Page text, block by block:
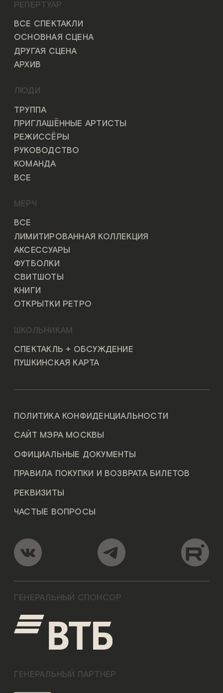
РЕПЕРТУАР
ВСЕ СПЕКТАКЛИ
ОСНОВНАЯ СЦЕНА
ДРУГАЯ СЦЕНА
АРХИВ
ЛЮДИ
ТРУППА
ПРИГЛАШЁННЫЕ АРТИСТЫ
РЕЖИССЁРЫ
РУКОВОДСТВО
КОМАНДА
ВСЕ
МЕРЧ
ВСЕ
ЛИМИТИРОВАННАЯ КОЛЛЕКЦИЯ
АКСЕССУАРЫ
ФУТБОЛКИ
СВИТШОТЫ
КНИГИ
ОТКРЫТКИ РЕТРО
ШКОЛЬНИКАМ
СПЕКТАКЛЬ + ОБСУЖДЕНИЕ
ПУШКИНСКАЯ КАРТА
ГЕНЕРАЛЬНЫЙ СПОНСОР
ГЕНЕРАЛЬНЫЙ ПАРТНЕР
ПОЛИТИКА КОНФИДЕНЦИАЛЬНОСТИ
САЙТ МЭРА МОСКВЫ
ОФИЦИАЛЬНЫЕ ДОКУМЕНТЫ
ПРАВИЛА ПОКУПКИ И ВОЗВРАТА БИЛЕТОВ
РЕКВИЗИТЫ
ЧАСТЫЕ ВОПРОСЫ